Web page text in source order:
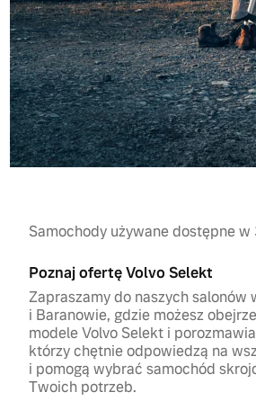
Samochody używane dostępne
Poznaj ofertę Volvo Selekt
Zapraszamy do naszych salonów
i Baranowie, gdzie możesz
modele Volvo Selekt i
którzy chętnie odpowiedzą na
i pomogą wybrać samochód
Twoich potrzeb.